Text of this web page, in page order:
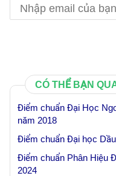
CÓ THỂ BẠN
Điểm chuẩn Đại Học
năm 2018
Điểm chuẩn Đại học
Điểm chuẩn Phân Hiệu
2024